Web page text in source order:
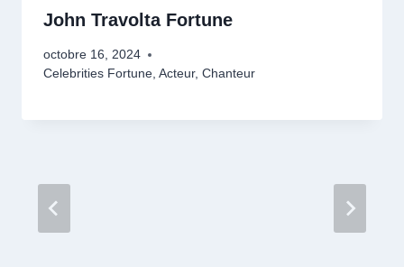
John Travolta Fortune
octobre 16, 2024
Celebrities Fortune, Acteur, Chanteur